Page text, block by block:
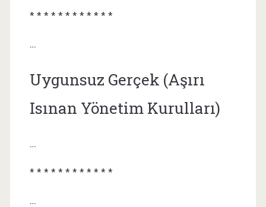
* * * * * * * * * * * *
…
Uygunsuz Gerçek (Aşırı
Isınan Yönetim Kurulları)
…
* * * * * * * * * * * *
…